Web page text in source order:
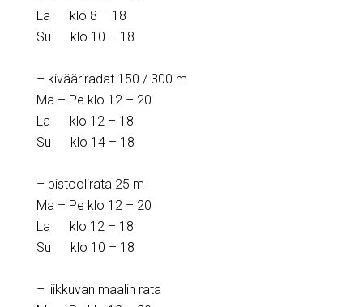
La klo 8 – 18
Su klo 10 – 18
– kivääriradat 150 / 300 m
Ma – Pe klo 12 – 20
La klo 12 – 18
Su klo 14 – 18
– pistoolirata 25 m
Ma – Pe klo 12 – 20
La klo 12 – 18
Su klo 10 – 18
– liikkuvan maalin rata